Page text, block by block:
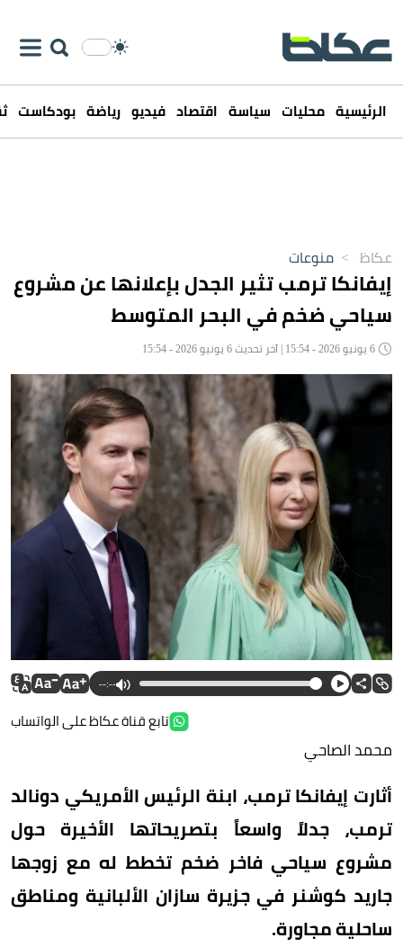
الرئيسية محليات سياسة اقتصاد فيديو رياضة بودكاست
عكاظ > منوعات
إيفانكا ترمب تثير الجدل بإعلانها عن مشروع
سياحي ضخم في البحر المتوسط
--:--
تابع قناة عكاظ على الواتساب
محمد الصاحي
أثارت إيفانكا ترمب، ابنة الرئيس الأمريكي دونالد
ترمب، جدلاً واسعاً بتصريحاتها الأخيرة حول
مشروع سياحي فاخر ضخم تخطط له مع زوجها
جاريد كوشنر في جزيرة سازان الألبانية ومناطق
ساحلية مجاورة.